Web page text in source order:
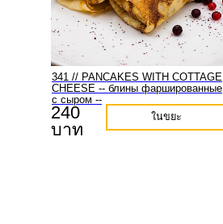
341 // PANCAKES WITH COTTAGE
CHEESE -- блины фаршированные
с сыром --
240
บาท
ในขยะ